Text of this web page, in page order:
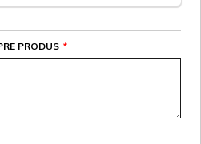
*
PRODUS